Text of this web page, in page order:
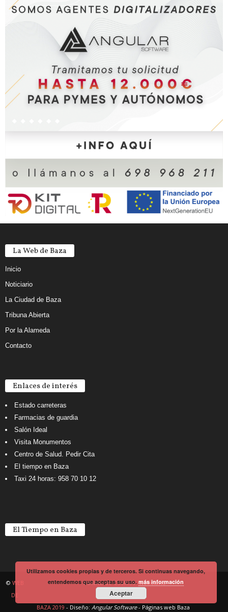
La Web de Baza
Inicio
Noticiario
La Ciudad de Baza
Tribuna Abierta
Por la Alameda
Contacto
Enlaces de interés
Estado carreteras
Farmacias de guardia
Salón Ideal
Visita Monumentos
Centro de Salud. Pedir Cita
El tiempo en Baza
Taxi 24 horas: 958 70 10 12
El Tiempo en Baza
Política de Cookies Noticiario
© WEB
DE
BAZA 2019 - Diseño: Angular Software- Páginas web Baza
Utilizamos cookies propias y de terceros. Si continuas navegando,
entendemos que aceptas su uso.más información
Aceptar